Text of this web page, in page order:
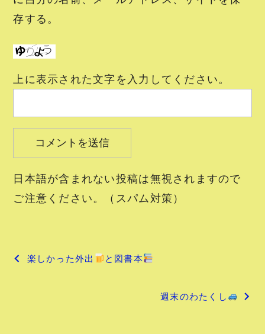
存する。
上に表示された文字を入力してください。
日本語が含まれない投稿は無視されますので
ご注意ください。（スパム対策）
投
楽しかった外出 と図書本
週末のわたくし